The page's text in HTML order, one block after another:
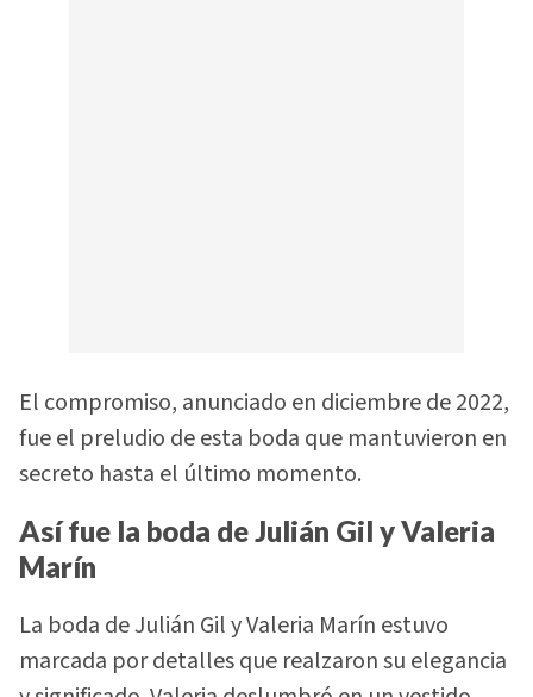
El compromiso, anunciado en diciembre de 2022,
fue el preludio de esta boda que mantuvieron en
secreto hasta el último momento.
Así fue la boda de Julián Gil y Valeria
Marín
La boda de Julián Gil y Valeria Marín estuvo
marcada por detalles que realzaron su elegancia